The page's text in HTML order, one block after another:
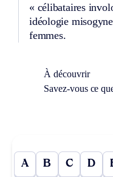
« célibataires
idéologie
femmes.
À découvrir
Savez-vous ce
A B C D